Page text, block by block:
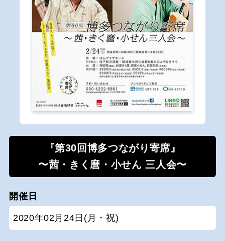
『第30回博多つながり寄席』
〜茜・きく麿・小せん 三人会〜
開催日
2020年02月24日(月・祝)